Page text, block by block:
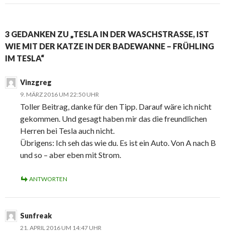
3 GEDANKEN ZU „TESLA IN DER WASCHSTRASSE, IST
WIE MIT DER KATZE IN DER BADEWANNE – FRÜHLING
IM TESLA“
Vinzgreg
9. MÄRZ 2016 UM 22:50 UHR
Toller Beitrag, danke für den Tipp. Darauf wäre ich nicht
gekommen. Und gesagt haben mir das die freundlichen
Herren bei Tesla auch nicht.
Übrigens: Ich seh das wie du. Es ist ein Auto. Von A nach B
und so – aber eben mit Strom.
ANTWORTEN
Sunfreak
21. APRIL 2016 UM 14:47 UHR